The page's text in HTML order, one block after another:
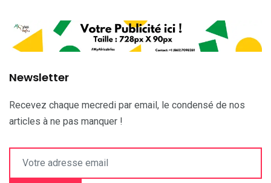
Newsletter
Recevez chaque mecredi par email, le condensé de nos
articles à ne pas manquer !